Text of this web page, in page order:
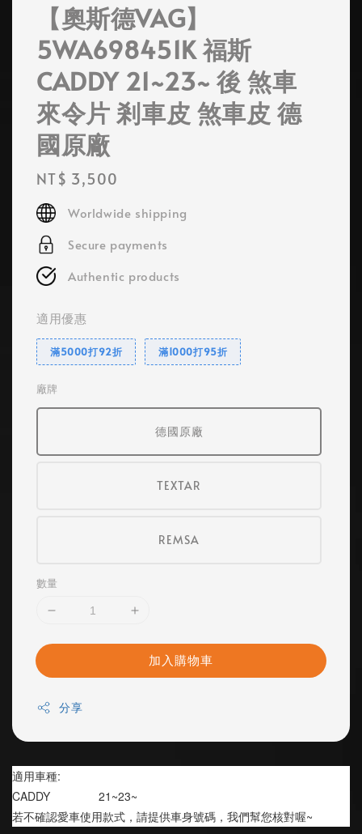
【奧斯德VAG】
5WA698451K 福斯
CADDY 21~23~ 後 煞車
來令片 剎車皮 煞車皮 德
國原廠
Regular
price
NT$ 3,500
Worldwide shipping
Secure payments
Authentic products
適用優惠
滿5000打92折 滿1000打95折
廠牌
德國原廠
TEXTAR
REMSA
數量
加入購物車
分享
適用車種:
CADDY               21~23~
若不確認愛車使用款式，請提供車身號碼，我們幫您核對喔~